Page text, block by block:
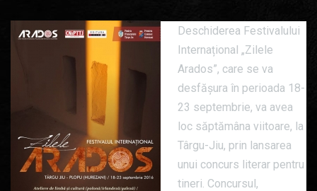
Deschiderea Festivalului
Internațional „Zilele
Arados”, care se va
desfășura în perioada 18-
23 septembrie, va avea
loc săptămâna viitoare, la
Târgu-Jiu, prin lansarea
unui concurs literar pentru
tineri. Concursul,